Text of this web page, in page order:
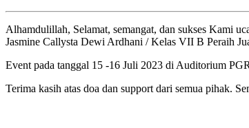
Alhamdulillah, Selamat, semangat, dan sukses Kami
Jasmine Callysta Dewi Ardhani / Kelas VII B Peraih
Event pada tanggal 15 -16 Juli 2023 di Auditorium
Terima kasih atas doa dan support dari semua pihak.